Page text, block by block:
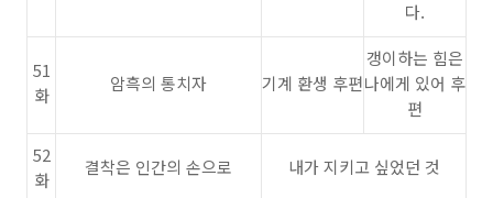
다.
51
화
암흑의 통치자 기계 환생 후편
갱이하는 힘은
나에게 있어 후
편
52
화
결착은 인간의 손으로 내가 지키고 싶었던 것